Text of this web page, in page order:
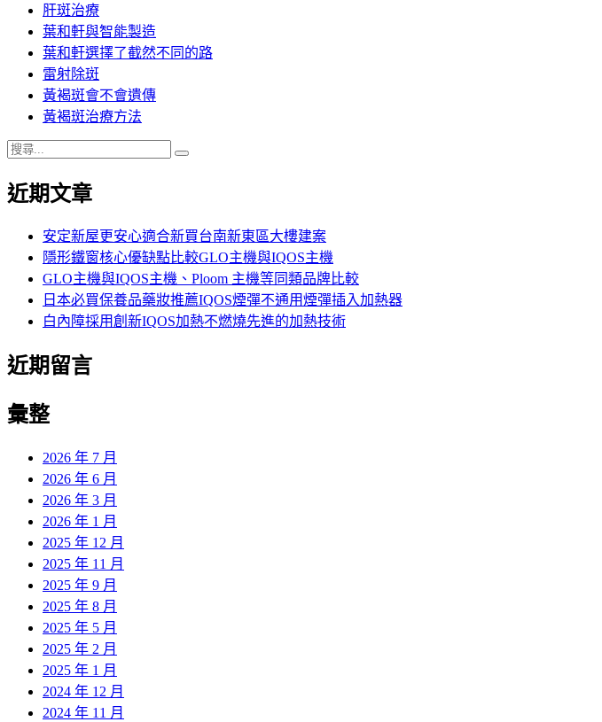
肝斑治療
葉和軒與智能製造
葉和軒選擇了截然不同的路
雷射除斑
黃褐斑會不會遺傳
黃褐斑治療方法
搜
關
近期文章
安定新屋更安心適合新買台南新東區大樓建案
隱形鐵窗核心優缺點比較GLO主機與IQOS主機
GLO主機與IQOS主機、Ploom 主機等同類品牌比較
日本必買保養品藥妝推薦IQOS煙彈不通用煙彈插入加熱器
白內障採用創新IQOS加熱不燃燒先進的加熱技術
近期留言
彙整
2026 年 7 月
2026 年 6 月
2026 年 3 月
2026 年 1 月
2025 年 12 月
2025 年 11 月
2025 年 9 月
2025 年 8 月
2025 年 5 月
2025 年 2 月
2025 年 1 月
2024 年 12 月
2024 年 11 月